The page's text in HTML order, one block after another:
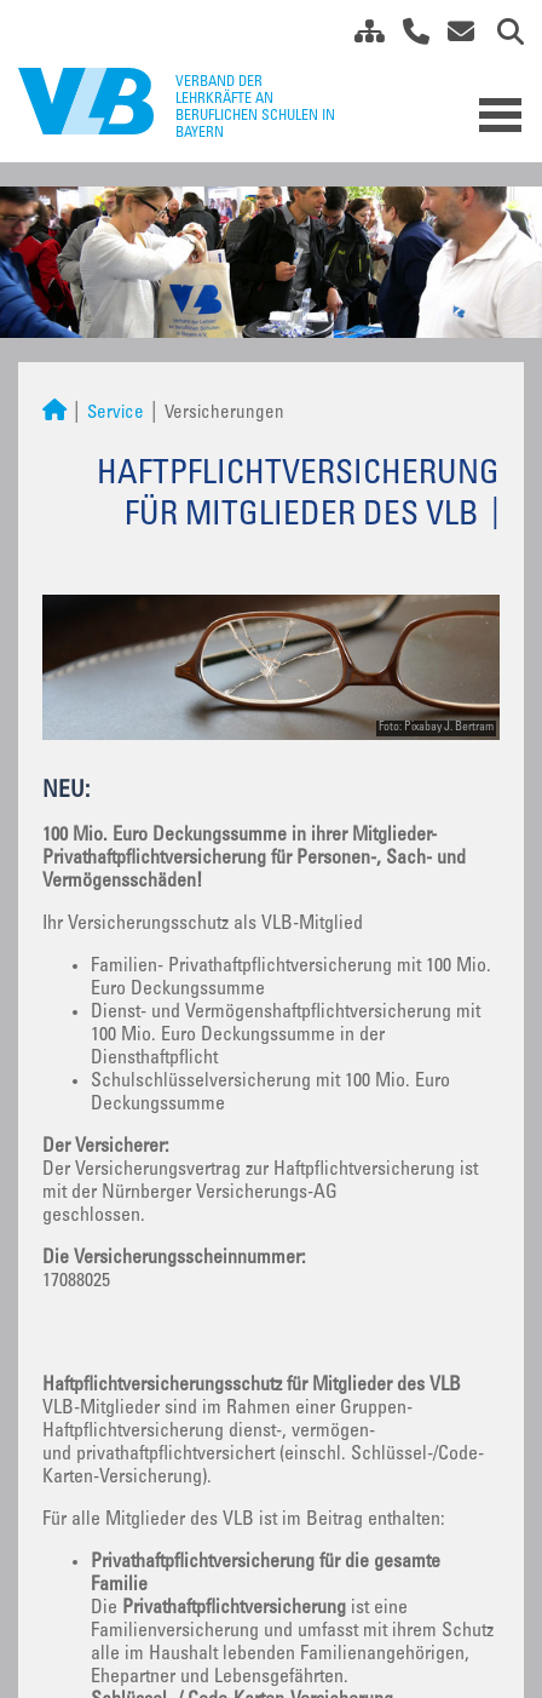
Service Versicherungen
HAFTPFLICHTVERSICHERUNG
FÜR MITGLIEDER DES VLB
Foto: Pixabay J. Bertram
NEU:
100 Mio. Euro Deckungssumme in ihrer Mitglieder-
Privathaftpflichtversicherung für Personen-, Sach- und
Vermögensschäden!
Ihr Versicherungsschutz als VLB-Mitglied
Familien- Privathaftpflichtversicherung mit 100 Mio.
Euro Deckungssumme
Dienst- und Vermögenshaftpflichtversicherung mit
100 Mio. Euro Deckungssumme in der
Diensthaftpflicht
Schulschlüsselversicherung mit 100 Mio. Euro
Deckungssumme
Der Versicherer:
Der Versicherungsvertrag zur Haftpflichtversicherung ist
mit der Nürnberger Versicherungs-AG
geschlossen.
Die Versicherungsscheinnummer:
17088025
Haftpflichtversicherungsschutz für Mitglieder des VLB
VLB-Mitglieder sind im Rahmen einer Gruppen-
Haftpflichtversicherung dienst-, vermögen-
und privathaftpflichtversichert (einschl. Schlüssel-/Code-
Karten-Versicherung).
Für alle Mitglieder des VLB ist im Beitrag enthalten:
Privathaftpflichtversicherung für die gesamte
Familie
Die Privathaftpflichtversicherung ist eine
Familienversicherung und umfasst mit ihrem Schutz
alle im Haushalt lebenden Familienangehörigen,
Ehepartner und Lebensgefährten.